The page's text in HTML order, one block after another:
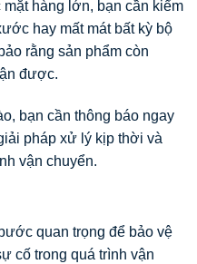
hàng lớn, bạn cần kiểm
hay mất mát bất kỳ bộ
rằng sản phẩm còn
được.
bạn cần thông báo ngay
pháp xử lý kịp thời và
vận chuyển.
quan trọng để bảo vệ
cố trong quá trình vận